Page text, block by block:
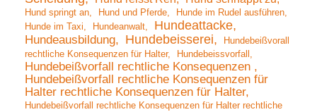
Hund springt an Hund und Pferde
Hunde im Rudel ausführen
Hunde im Taxi
Hundeanwalt Hundeattacke
Hundeausbildung Hundebeisserei
Hundebeißvorall
rechtliche Konsequenzen für Halter
Hundebeissvorfall
Hundebeißvorfall rechtliche Konsequenzen
Hundebeißvorfall rechtliche Konsequenzen für
Halter rechtliche Konsequenzen für Halter
Hundebeißvorfall rechtliche Konsequenzen für Halter rechtliche